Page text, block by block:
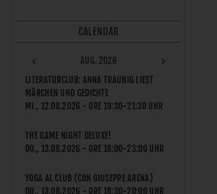
CALENDAR
AUG. 2026
LITERATURCLUB: ANNA TRAUNIG LIEST
MÄRCHEN UND GEDICHTE
MI., 12.08.2026 - ORE 19:30-21:30 UHR
THE GAME NIGHT DELUXE!
DO., 13.08.2026 - ORE 18:00-23:00 UHR
YOGA AL CLUB (CON GIUSEPPE ARENA)
DO., 13.08.2026 - ORE 18:30-20:00 UHR